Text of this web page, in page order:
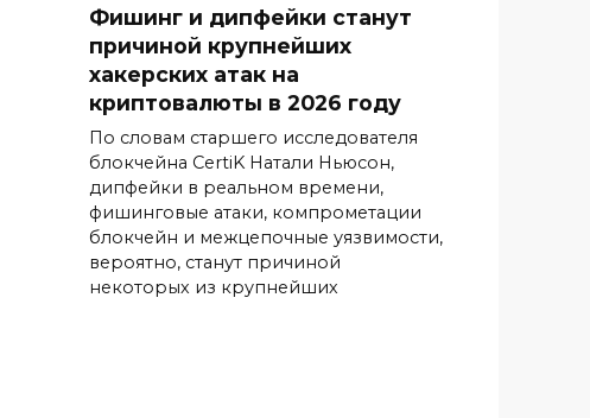
Фишинг и дипфейки станут
причиной крупнейших
хакерских атак на
криптовалюты в 2026 году
По словам старшего исследователя
блокчейна CertiK Натали Ньюсон,
дипфейки в реальном времени,
фишинговые атаки, компрометации
блокчейн и межцепочные уязвимости,
вероятно, станут причиной
некоторых из крупнейших